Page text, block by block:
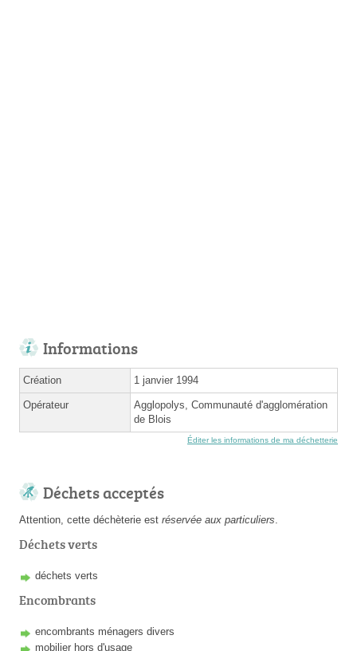
Informations
Création 1 janvier 1994
Opérateur
Agglopolys, Communauté d'agglomération
de Blois
Éditer les informations de ma déchetterie
Déchets acceptés
Attention, cette déchèterie est réservée aux particuliers.
Déchets verts
déchets verts
Encombrants
encombrants ménagers divers
mobilier hors d'usage